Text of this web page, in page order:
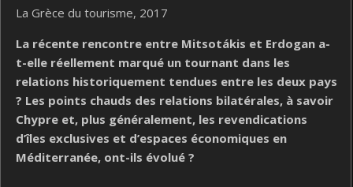
La Grèce du tourisme, 2017
La récente rencontre entre Mitsotákis et Erdogan a-
t-elle réellement marqué un tournant dans les
relations historiquement tendues entre les deux pays
? Les points chauds des relations bilatérales, à savoir
Chypre et, plus généralement, les revendications
d’îles exclusives et d’espaces économiques en
Méditerranée, ont-ils évolué ?